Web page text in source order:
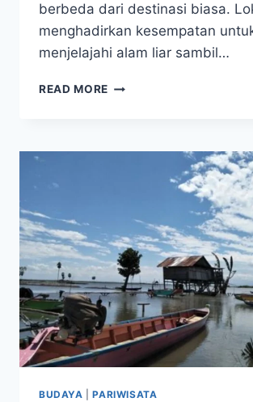
berbeda dari destinasi biasa.
menghadirkan kesempatan
menjelajahi alam liar sambil…
READ MORE KEINDAHAN
YANG
BUDAYA |PARIWISATA